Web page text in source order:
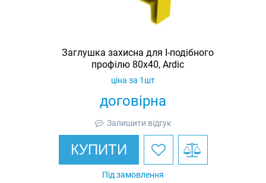
Заглушка захисна для I-подібного
профілю 80х40, Ardic
договірна
ціна за 1шт
Залишити відгук
КУПИТИ
Під замовлення